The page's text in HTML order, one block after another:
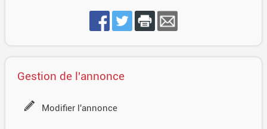
Gestion de l'annonce
Modifier l'annonce